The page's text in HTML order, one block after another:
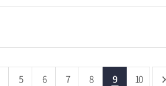
5 6 7 8 9 10